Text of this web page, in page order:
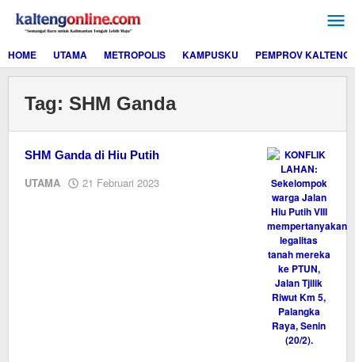
konten
HOME
UTAMA METROPOLIS KAMPUSKU PEMPROV KALTENG
Tag: SHM Ganda
SHM Ganda di Hiu Putih
UTAMA 21 Februari 2023